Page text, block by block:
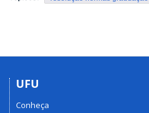
UFU
Conheça